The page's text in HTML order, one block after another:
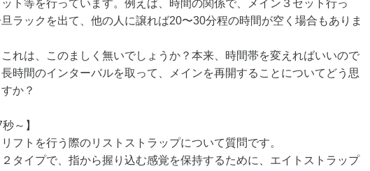
ット等を行っています。例えば、時間の関係で、メイン３セット行っ
ラックを出て、他の人に譲れば20〜30分程の時間が空く場合もありま
れは、このましく無いでしょうか？本来、時間帯を変えればいいので
時間のインターバルを取って、メインを再開することについてどう思
か？
秒～】
フトを行う際のリストストラップについて質問です。
タイプで、指から握り込む感覚を保持するために、エイトストラップ